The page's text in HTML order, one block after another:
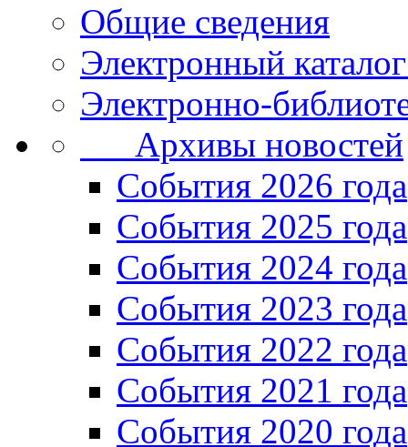
Общие сведения
Электронный
Электронно-
Архивы новостей
Cобытия 2026 года
События 2025 года
События 2024 года
События 2023 года
Cобытия 2022 года
Cобытия 2021 года
События 2020 года